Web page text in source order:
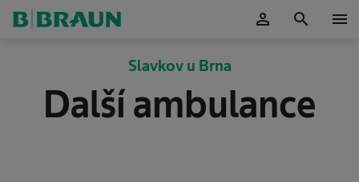
person search menu
Slavkov u Brna
Další ambulance